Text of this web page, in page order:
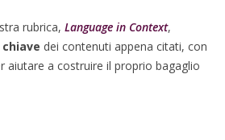
rubrica, Language in Context,
dei contenuti appena citati, con
aiutare a costruire il proprio bagaglio